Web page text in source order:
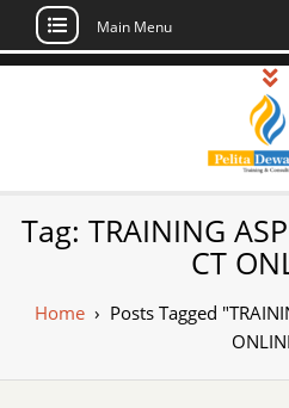
Skip
Main Menu
dan
Tag: TRAINING
CT
Home› Posts Tagged